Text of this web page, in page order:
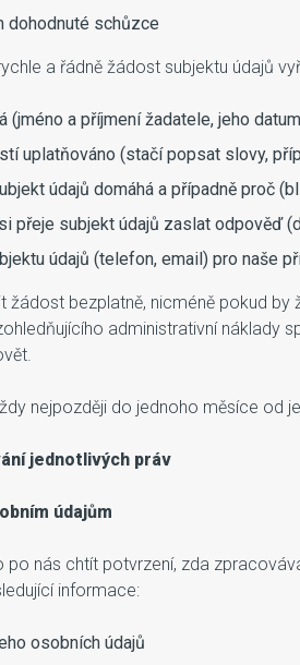
dohodnuté schůzce
a řádně žádost subjektu údajů
(jméno a příjmení žadatele, jeho
uplatňováno (stačí popsat slovy,
údajů domáhá a případně proč
přeje subjekt údajů zaslat odpověď
údajů (telefon, email) pro naše
žádost bezplatně, nicméně pokud
administrativní náklady
nejpozději do jednoho měsíce od
jednotlivých práv
údajům
po nás chtít potvrzení, zda
informace:
osobních údajů